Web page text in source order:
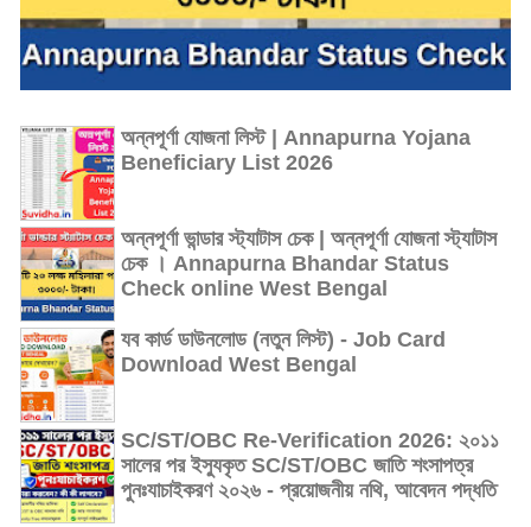
অন্নপূর্ণা যোজনা লিস্ট | Annapurna Yojana
Beneficiary List 2026
অন্নপূর্ণা ভান্ডার স্ট্যাটাস চেক | অন্নপূর্ণা যোজনা স্ট্যাটাস
চেক । Annapurna Bhandar Status
Check online West Bengal
যব কার্ড ডাউনলোড (নতুন লিস্ট) - Job Card
Download West Bengal
SC/ST/OBC Re-Verification 2026: ২০১১
সালের পর ইস্যুকৃত SC/ST/OBC জাতি শংসাপত্র
পুনঃযাচাইকরণ ২০২৬ - প্রয়োজনীয় নথি, আবেদন পদ্ধতি